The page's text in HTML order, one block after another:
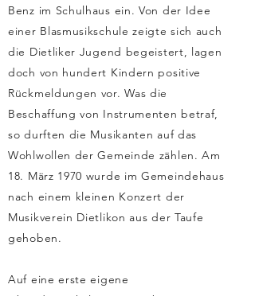
Benz im Schulhaus ein. Von der Idee
einer Blasmusikschule zeigte sich auch
die Dietliker Jugend begeistert, lagen
doch von hundert Kindern positive
Rückmeldungen vor. Was die
Beschaffung von Instrumenten betraf,
so durften die Musikanten auf das
Wohlwollen der Gemeinde zählen. Am
18. März 1970 wurde im Gemeindehaus
nach einem kleinen Konzert der
Musikverein Dietlikon aus der Taufe
gehoben.
Auf eine erste eigene